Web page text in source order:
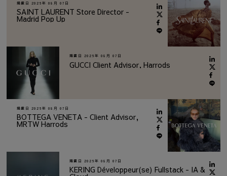
掲載日 2026年 08月 07日
SAINT LAURENT Store Director -
Madrid Pop Up
掲載日 2026年 08月 07日
GUCCI Client Advisor, Harrods
掲載日 2026年 08月 07日
BOTTEGA VENETA - Client Advisor,
MRTW Harrods
掲載日 2026年 08月 07日
KERING Développeur(se) Fullstack - IA &